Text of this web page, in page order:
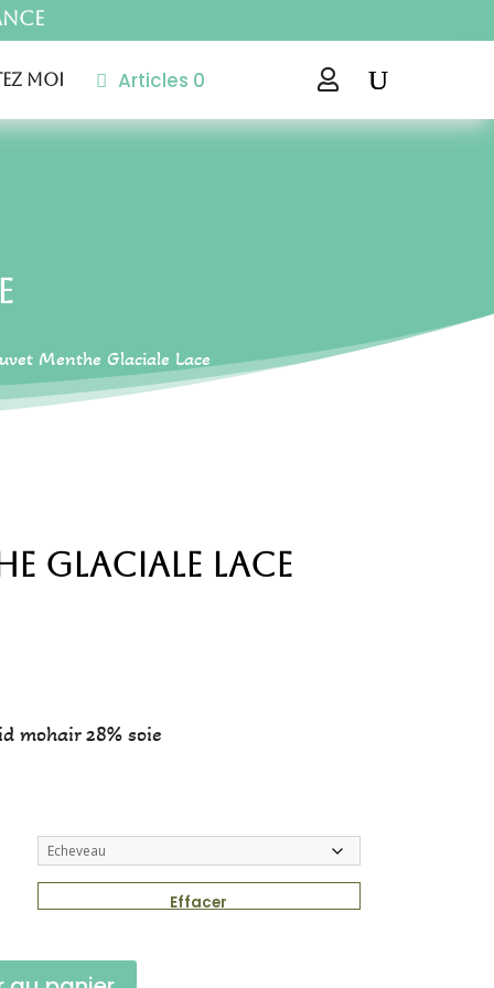
moi Articles 0 
Menthe Glaciale Lace
Glaciale Lace
mohair 28% soie
Effacer